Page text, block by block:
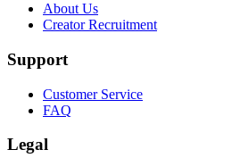
About Us
Creator Recruitment
Support
Customer Service
FAQ
Legal